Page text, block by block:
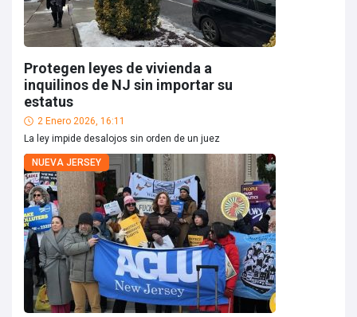
Protegen leyes de vivienda a
inquilinos de NJ sin importar su
estatus
2 Enero 2026, 16:11
La ley impide desalojos sin orden de un juez
NUEVA JERSEY